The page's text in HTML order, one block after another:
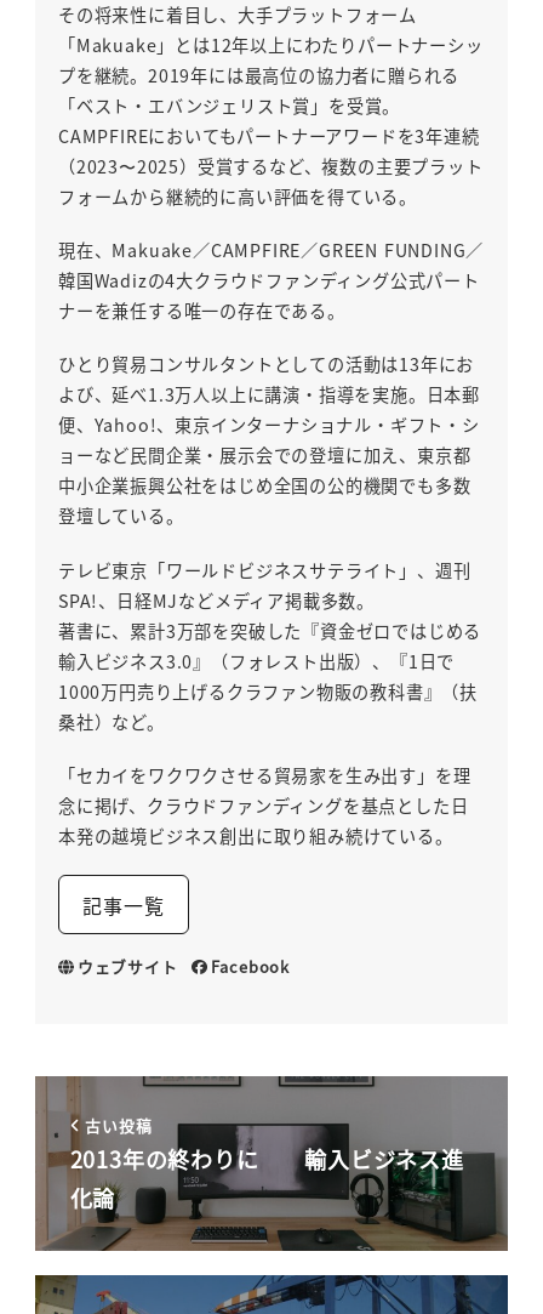
その将来性に着目し、大手プラットフォーム
「Makuake」とは12年以上にわたりパートナーシッ
プを継続。2019年には最高位の協力者に贈られる
「ベスト・エバンジェリスト賞」を受賞。
CAMPFIREにおいてもパートナーアワードを3年連続
（2023〜2025）受賞するなど、複数の主要プラット
フォームから継続的に高い評価を得ている。
現在、Makuake／CAMPFIRE／GREEN FUNDING／
韓国Wadizの4大クラウドファンディング公式パート
ナーを兼任する唯一の存在である。
ひとり貿易コンサルタントとしての活動は13年にお
よび、延べ1.3万人以上に講演・指導を実施。日本郵
便、Yahoo!、東京インターナショナル・ギフト・シ
ョーなど民間企業・展示会での登壇に加え、東京都
中小企業振興公社をはじめ全国の公的機関でも多数
登壇している。
テレビ東京「ワールドビジネスサテライト」、週刊
SPA!、日経MJなどメディア掲載多数。
著書に、累計3万部を突破した『資金ゼロではじめる
輸入ビジネス3.0』（フォレスト出版）、『1日で
1000万円売り上げるクラファン物販の教科書』（扶
桑社）など。
「セカイをワクワクさせる貿易家を生み出す」を理
念に掲げ、クラウドファンディングを基点とした日
本発の越境ビジネス創出に取り組み続けている。
記事一覧
ウェブサイト Facebook
古い投稿
2013年の終わりに 輸入ビジネス進
化論